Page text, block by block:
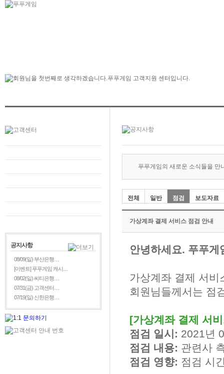
공지사항
08/09(일) 부산은행…
[이벤트] 푸푸게임 캐시…
08/02(일) 씨티은행…
07/31(금) 고객센터…
07/19(일) 신한은행…
푸푸게임의 새로운 소식들을 만
전체 일반 점검 보도자료
가상계좌 결제 서비스 점검 안내
안녕하세요. 푸푸게
가상계좌 결제 서
회원님들께서는 점
[가상계좌 결제 서
점검 일시: 2021년
점검 내용: 관련사
점검 영향: 점검 시